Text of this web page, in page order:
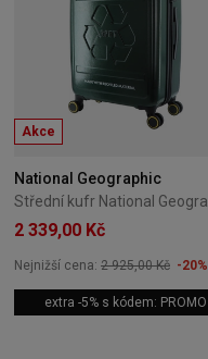
Akce
National Geographic
2 339,00 Kč
Nejnižší cena: 2 925,00 Kč -20%
extra -5% s kódem: PROMO